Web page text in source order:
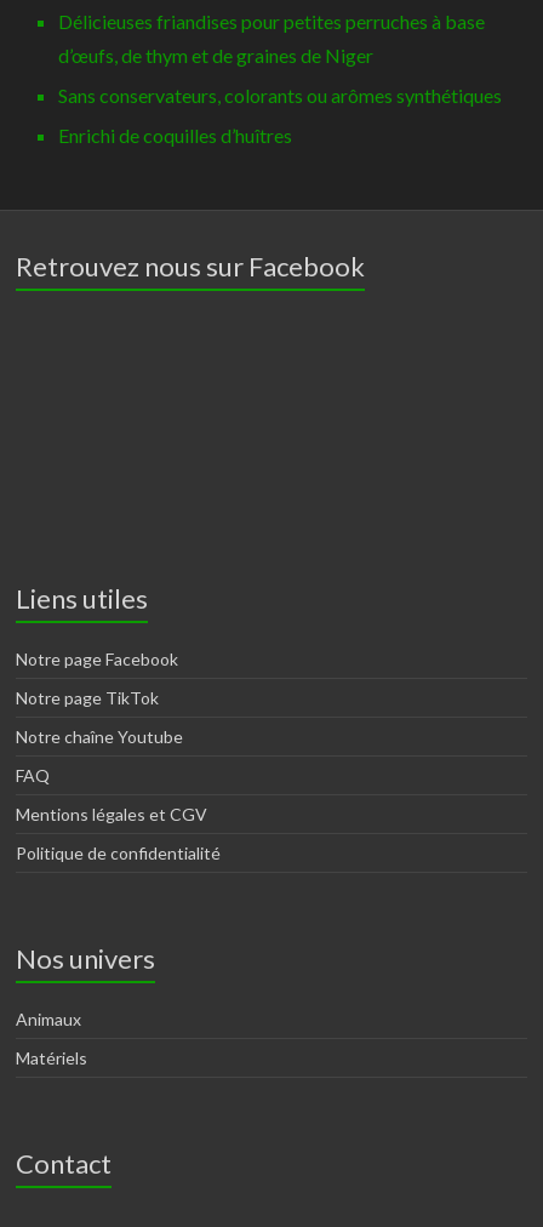
Délicieuses friandises pour petites perruches à base
d’œufs, de thym et de graines de Niger
Sans conservateurs, colorants ou arômes synthétiques
Enrichi de coquilles d’huîtres
Retrouvez nous sur Facebook
Liens utiles
Notre page Facebook
Notre page TikTok
Notre chaîne Youtube
FAQ
Mentions légales et CGV
Politique de confidentialité
Nos univers
Animaux
Matériels
Contact